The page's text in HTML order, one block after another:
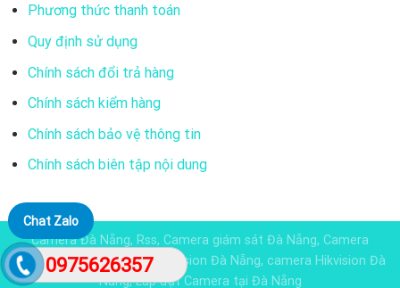
Phương thức thanh toán
Quy định sử dụng
Chính sách đổi trả hàng
Chính sách kiểm hàng
Chính sách bảo vệ thông tin
Chính sách biên tập nội dung
Camera Đà Nẵng, Rss, Camera giám sát Đà Nẵng, Camera
Dahua đà nẵng, Camera KBvision Đà Nẵng, camera Hikvision Đà
Nẵng, Lắp đặt Camera tại Đà Nẵng
Chat Zalo
0975626357